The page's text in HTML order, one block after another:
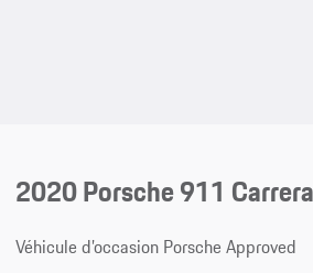
2020 Porsche 911
Véhicule d’occasion Porsche Approved